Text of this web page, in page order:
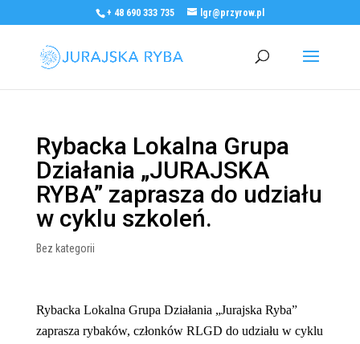
+ 48 690 333 735 lgr@przyrow.pl
Rybacka Lokalna Grupa
Działania „JURAJSKA
RYBA” zaprasza do udziału
w cyklu szkoleń.
Bez kategorii
Rybacka Lokalna Grupa Działania „Jurajska Ryba”
zaprasza rybaków, członków RLGD do udziału w cyklu